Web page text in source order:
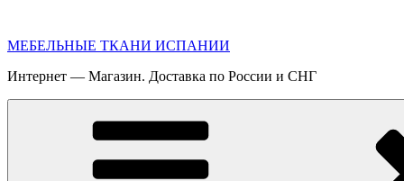
содержимому
МЕБЕЛЬНЫЕ ТКАНИ ИСПАНИИ
Интернет — Магазин. Доставка по России и СНГ